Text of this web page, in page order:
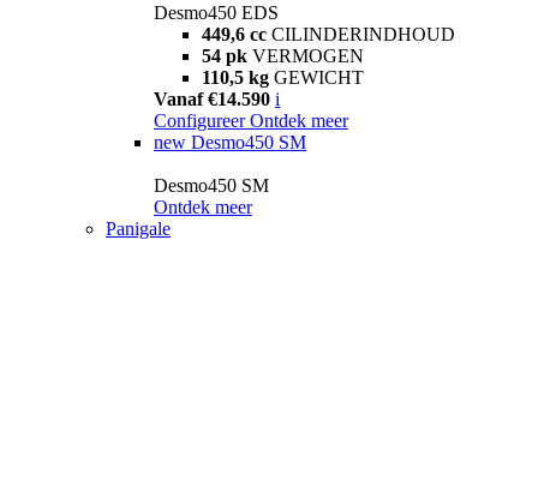
Desmo450 EDS
449,6 cc CILINDERINDHOUD
54 pk VERMOGEN
110,5 kg GEWICHT
Vanaf €14.590 i
Configureer Ontdek meer
new Desmo450 SM
Desmo450 SM
Ontdek meer
Panigale